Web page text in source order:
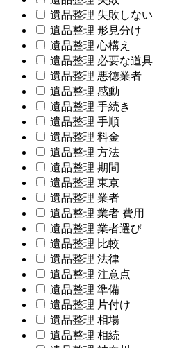
遺品整理 失敗しない
遺品整理 形見分け
遺品整理 心構え
遺品整理 必要な道具
遺品整理 悪徳業者
遺品整理 感動
遺品整理 手続き
遺品整理 手順
遺品整理 料金
遺品整理 方法
遺品整理 期間
遺品整理 東京
遺品整理 業者
遺品整理 業者 費用
遺品整理 業者選び
遺品整理 比較
遺品整理 法律
遺品整理 注意点
遺品整理 準備
遺品整理 片付け
遺品整理 相場
遺品整理 相続